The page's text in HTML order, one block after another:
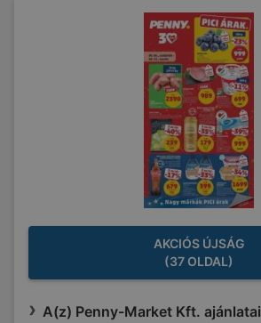
AKCIÓS ÚJSÁG
(37 OLDAL)
A(z) Penny-Market Kft. ajánlatai